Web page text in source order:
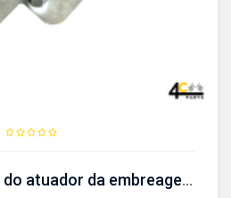
Gabarito de ajuste do atuador da embreagem da Transmissão d7uF1 -CR 650